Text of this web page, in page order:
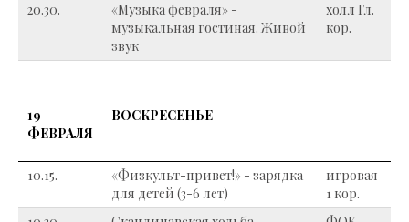
20.30.
«Музыка февраля» -
музыкальная гостиная. Живой
звук
холл Гл.
кор.
19
ФЕВРАЛЯ
ВОСКРЕСЕНЬЕ
10.15.
«Физкульт-привет!» - зарядка
для детей (3-6 лет)
игровая
1 кор.